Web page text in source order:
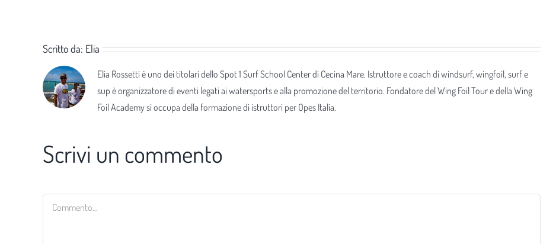
Scritto da: Elia
Elia Rossetti è uno dei titolari dello Spot 1 Surf School Center di Cecina Mare. Istruttore e coach di windsurf, wingfoil, surf e
sup è organizzatore di eventi legati ai watersports e alla promozione del territorio. Fondatore del Wing Foil Tour e della Wing
Foil Academy si occupa della formazione di istruttori per Opes Italia.
Scrivi un commento
Commento